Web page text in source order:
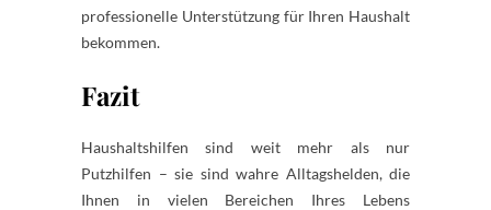
professionelle Unterstützung für Ihren Haushalt
bekommen.
Fazit
Haushaltshilfen sind weit mehr als nur
Putzhilfen – sie sind wahre Alltagshelden, die
Ihnen in vielen Bereichen Ihres Lebens